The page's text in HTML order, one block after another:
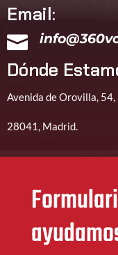
Email:

Dónde
Avenida de Orovilla, 54,
28041, Madrid.